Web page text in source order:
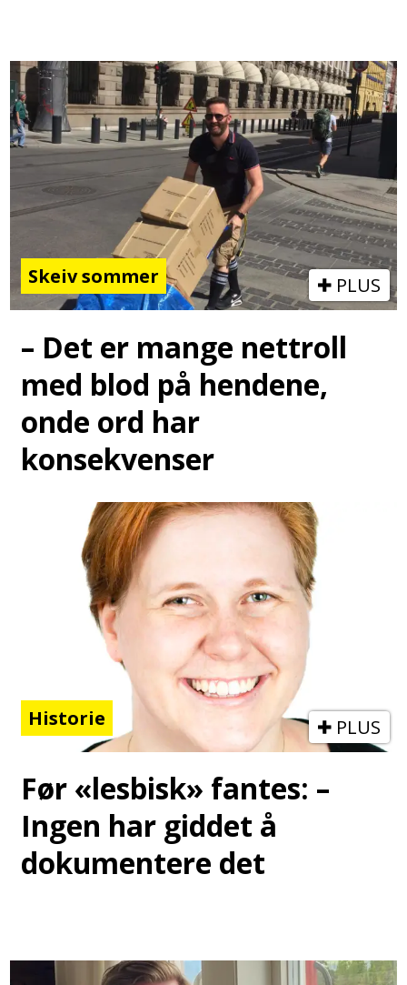
Skeiv sommer PLUS
– Det er mange nettroll
med blod på hendene,
onde ord har
konsekvenser
Historie PLUS
Før «lesbisk» fantes: –
Ingen har giddet å
dokumentere det